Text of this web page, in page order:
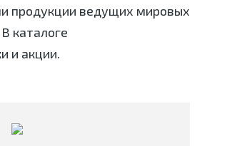
продукции ведущих мировых
каталоге
и акции.